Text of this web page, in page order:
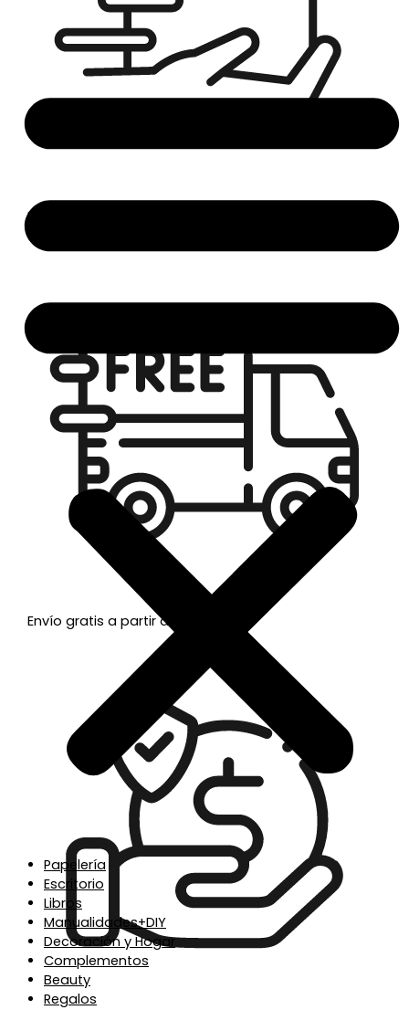
Papelería
Escritorio
Libros
Manualidades+DIY
Decoración y Hogar
Complementos
Beauty
Regalos
Envío en 24/48h
Envío gratis a partir de 50€